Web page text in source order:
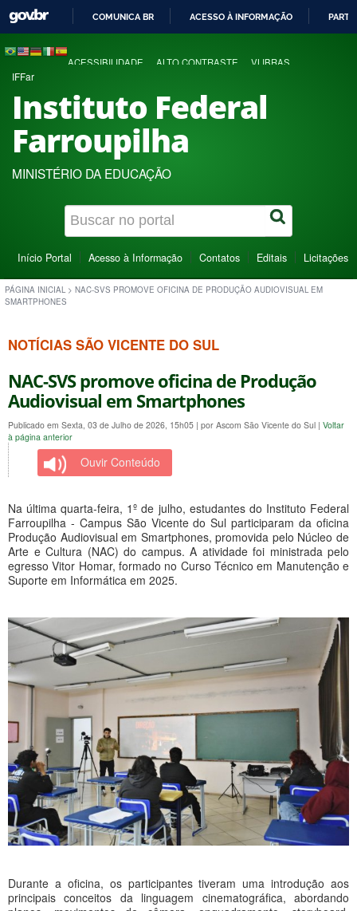
COMUNICA BR ACESSO À INFORMAÇÃO
ACESSIBILIDADE ALTO CONTRASTE VLIBRAS
IFFar
Instituto Federal
Farroupilha
MINISTÉRIO DA EDUCAÇÃO
Início Portal Acesso à Informação Contatos Editais Licitações
PÁGINA INICIAL > NAC-SVS PROMOVE OFICINA DE PRODUÇÃO AUDIOVISUAL EM
SMARTPHONES
NOTÍCIAS SÃO VICENTE DO SUL
NAC-SVS promove oficina de Produção
Audiovisual em Smartphones
Publicado em Sexta, 03 de Julho de 2026, 15h05 | por Ascom São Vicente do Sul | Voltar
à página anterior
Ouvir Conteúdo
Na última quarta-feira, 1º de julho, estudantes do Instituto Federal
Farroupilha - Campus São Vicente do Sul participaram da oficina
Produção Audiovisual em Smartphones, promovida pelo Núcleo de
Arte e Cultura (NAC) do campus. A atividade foi ministrada pelo
egresso Vitor Homar, formado no Curso Técnico em Manutenção e
Suporte em Informática em 2025.
Durante a oficina, os participantes tiveram uma introdução aos
principais conceitos da linguagem cinematográfica, abordando